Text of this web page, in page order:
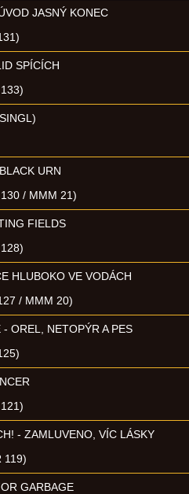
JASNÝ KONEC
SPÍCÍCH
URN
/ MMM 21)
FIELDS
HLUBOKO VE VODÁCH
/ MMM 20)
OREL, NETOPÝR A PES
- ZAMLUVENO, VÍC LÁSKY
119)
GARBAGE